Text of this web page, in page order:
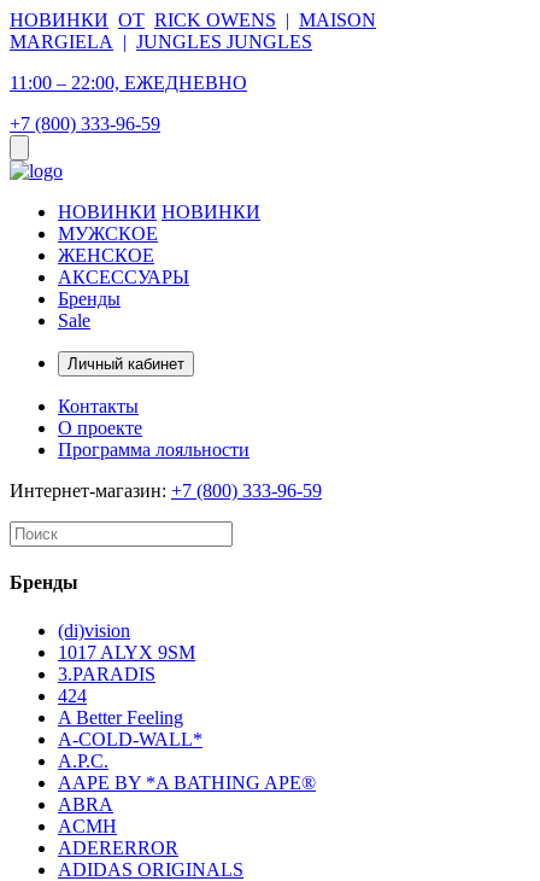
НОВИНКИ ОТ RICK OWENS | MAISON
MARGIELA
| JUNGLES JUNGLES
11:00 – 22:00, ЕЖЕДНЕВНО
+7 (800) 333-96-59
НОВИНКИ НОВИНКИ
МУЖСКОЕ
ЖЕНСКОЕ
АКСЕССУАРЫ
Бренды
Sale
Личный кабинет
Контакты
О проекте
Программа лояльности
Интернет-магазин: +7 (800) 333-96-59
Бренды
(di)vision
1017 ALYX 9SM
3.PARADIS
424
A Better Feeling
A-COLD-WALL*
A.P.C.
AAPE BY *A BATHING APE®
ABRA
ACMH
ADERERROR
ADIDAS ORIGINALS